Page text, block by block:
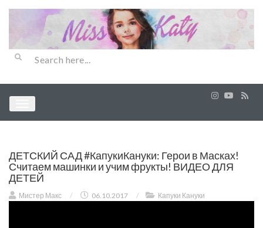
ДЕТСКИЙ САД #КапукиКануки: Герои в Масках!
Считаем машинки и учим фрукты! ВИДЕО ДЛЯ
ДЕТЕЙ
Мистер Макс / 06.10.2017 / Капуки Кануки